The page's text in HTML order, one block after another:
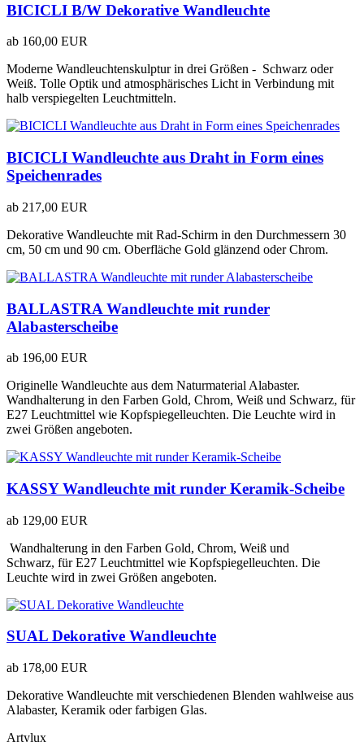
BICICLI B/W Dekorative Wandleuchte
ab 160,00 EUR
Moderne Wandleuchtenskulptur in drei Größen - Schwarz oder
Weiß. Tolle Optik und atmosphärisches Licht in Verbindung mit
halb verspiegelten Leuchtmitteln.
BICICLI Wandleuchte aus Draht in Form eines
Speichenrades
ab 217,00 EUR
Dekorative Wandleuchte mit Rad-Schirm in den Durchmessern 30
cm, 50 cm und 90 cm. Oberfläche Gold glänzend oder Chrom.
BALLASTRA Wandleuchte mit runder
Alabasterscheibe
ab 196,00 EUR
Originelle Wandleuchte aus dem Naturmaterial Alabaster.
Wandhalterung in den Farben Gold, Chrom, Weiß und Schwarz, für
E27 Leuchtmittel wie Kopfspiegelleuchten. Die Leuchte wird in
zwei Größen angeboten.
KASSY Wandleuchte mit runder Keramik-Scheibe
ab 129,00 EUR
Wandhalterung in den Farben Gold, Chrom, Weiß und
Schwarz, für E27 Leuchtmittel wie Kopfspiegelleuchten. Die
Leuchte wird in zwei Größen angeboten.
SUAL Dekorative Wandleuchte
ab 178,00 EUR
Dekorative Wandleuchte mit verschiedenen Blenden wahlweise aus
Alabaster, Keramik oder farbigen Glas.
Artylux